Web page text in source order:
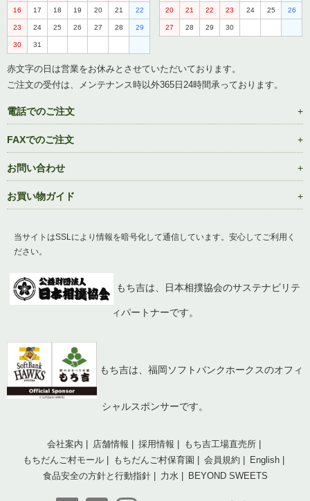
16 17 18 19 20 21 22
23 24 25 26 27 28 29
30 31
20 21 22 23 24 25 26
27 28 29 30
赤文字の日は営業をお休みとさせていただいております。
ご注文の受付は、メンテナンス時以外365日24時間承っております。
電話でのご注文
FAXでのご注文
お問い合わせ
お買い物ガイド
当サイトはSSLにより情報を暗号化して通信しています。安心してご利用く
ださい。
もち吉は、日本相撲協会のサステナビリテ
ィパートナーです。
もち吉は、福岡ソフトバンクホークスのオフィ
シャルスポンサーです。
会社案内 店舗情報 採用情報
もち吉工場直売所
もちだんご村モール
もちだんご村保育園 会員規約
English
食品安全の方針と行動指針
力水 BEYOND SWEETS